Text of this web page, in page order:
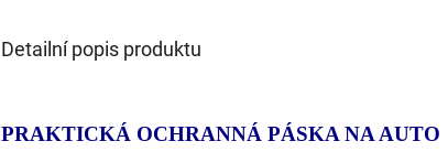
Detailní popis produktu
PRAKTICKÁ OCHRANNÁ PÁSKA NA AUTO